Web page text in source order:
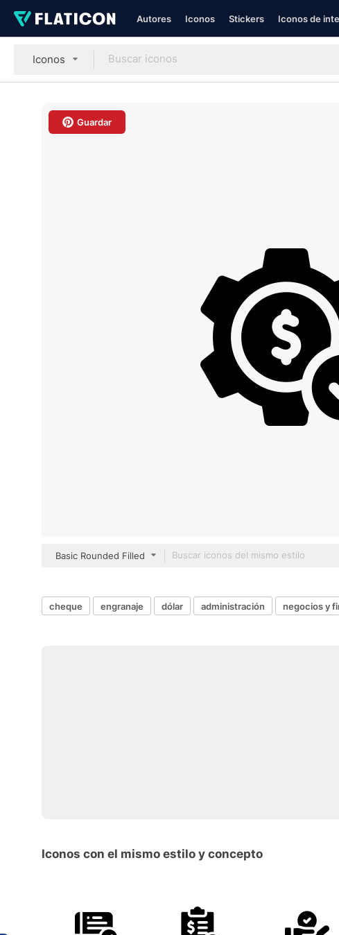
Autores Iconos Stickers Iconos de
Iconos
Guardar
Basic Rounded Filled
cheque engranaje dólar administración negocios y
Iconos con el mismo estilo y concepto